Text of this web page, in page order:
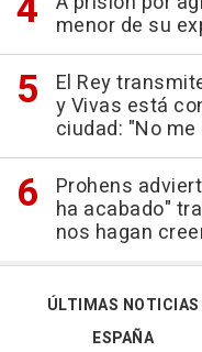
menor de su
El Rey
y Vivas está
ciudad: "No
Prohens
ha acabado"
nos hagan
ÚLTIMAS NOTICIAS
ESPAÑA